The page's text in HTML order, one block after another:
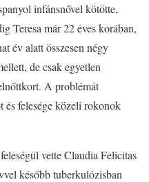
infánsnővel kötötte,
Teresa már 22 éves korában,
év alatt összesen négy
de csak egyetlen
A problémát
felesége közeli rokonok
vette Claudia Felicitas
később tuberkulózisban